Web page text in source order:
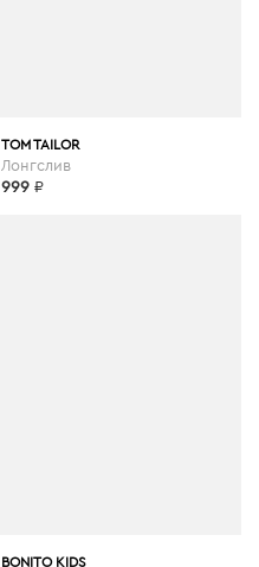
TOM TAILOR
Лонгслив
999 ₽
BONITO KIDS